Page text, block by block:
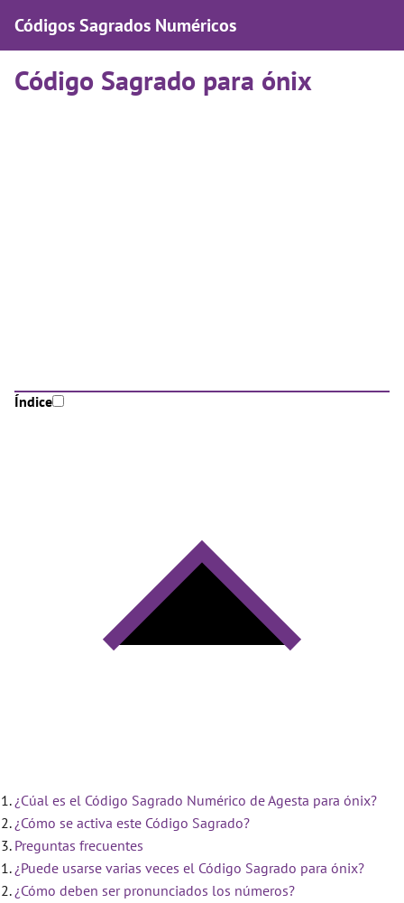
Códigos Sagrados Numéricos
Código Sagrado para ónix
Índice
¿Cúal es el Código Sagrado Numérico de Agesta para ónix?
¿Cómo se activa este Código Sagrado?
Preguntas frecuentes
¿Puede usarse varias veces el Código Sagrado para ónix?
¿Cómo deben ser pronunciados los números?